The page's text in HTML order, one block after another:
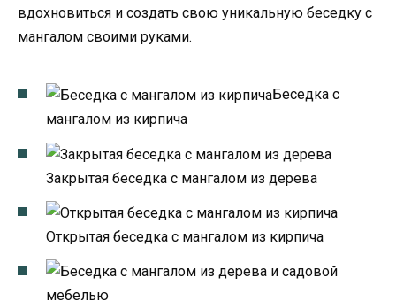
вдохновиться и создать свою уникальную беседку с
мангалом своими руками.
Беседка с
мангалом из кирпича
Закрытая беседка с мангалом из дерева
Открытая беседка с мангалом из кирпича